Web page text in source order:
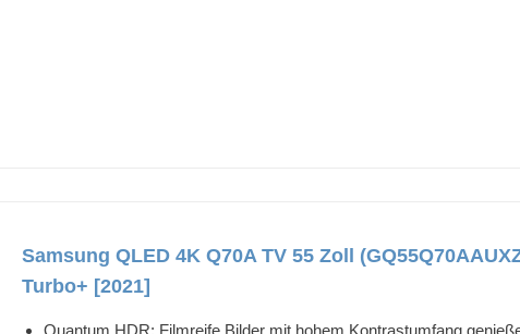
Samsung QLED 4K Q70A TV 55 Zoll
Turbo+ [2021]